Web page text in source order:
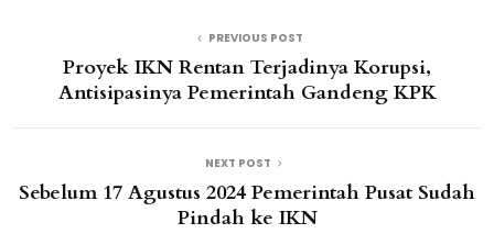
PREVIOUS POST
Proyek IKN Rentan Terjadinya Korupsi,
Antisipasinya Pemerintah Gandeng KPK
NEXT POST
Sebelum 17 Agustus 2024 Pemerintah Pusat Sudah
Pindah ke IKN